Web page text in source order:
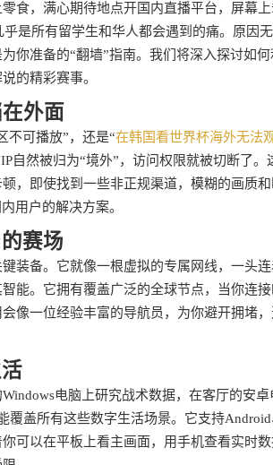
食，满心期待地点开国内直播平台，屏幕
是所有留学生和华人都会遇到的痛。原因
你准备的“翻墙”指南。我们将深入探讨如
的精彩赛事。
外面
不可播放”，还是“在韩国看世界杯海外无法
自然被归为“境外”，访问权限就被切断了
，即使找到一些非正规渠道，模糊的画质
用户的解决方案。
赛场
装备。它就像一根虚拟的专属网线，一头
能。它拥有覆盖广泛的全球节点，当你连
像一位经验丰富的导航员，为你避开拥堵
电脑上研究战术数据，在客厅的安
盖所有这些数字生活场景。它支持
可以在平板上看主画面，用手机查看实时